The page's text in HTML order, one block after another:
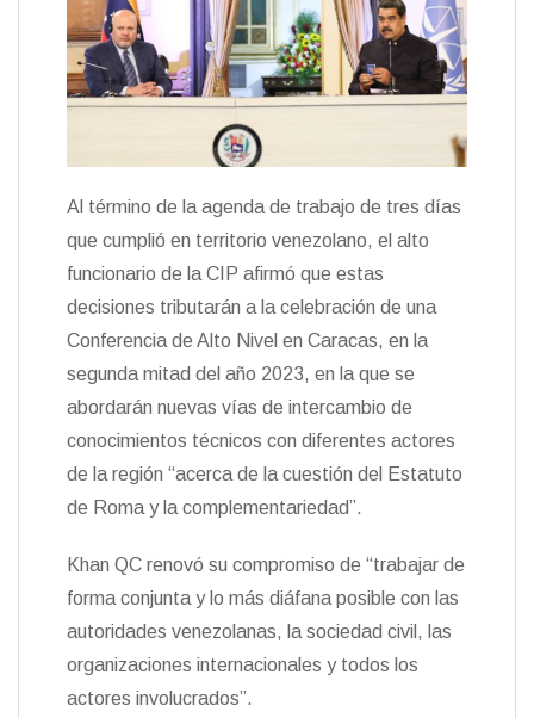
Al término de la agenda de trabajo de tres días
que cumplió en territorio venezolano, el alto
funcionario de la CIP afirmó que estas
decisiones tributarán a la celebración de una
Conferencia de Alto Nivel en Caracas, en la
segunda mitad del año 2023, en la que se
abordarán nuevas vías de intercambio de
conocimientos técnicos con diferentes actores
de la región “acerca de la cuestión del Estatuto
de Roma y la complementariedad”.
Khan QC renovó su compromiso de “trabajar de
forma conjunta y lo más diáfana posible con las
autoridades venezolanas, la sociedad civil, las
organizaciones internacionales y todos los
actores involucrados”.